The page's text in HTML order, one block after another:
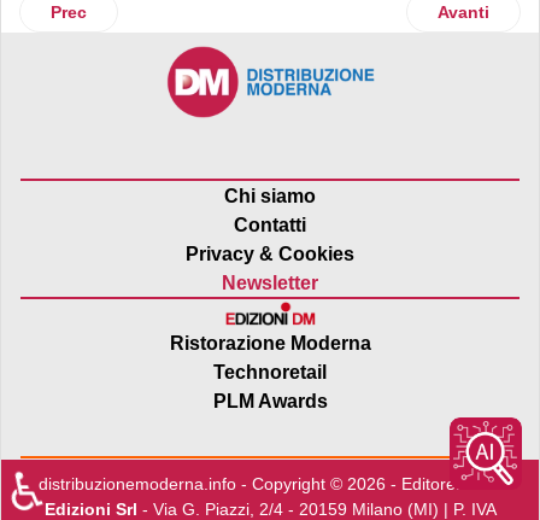
Articolo precedente: Chiquita avvia la prima coltura di
Prec Articolo
Avanti
Chi siamo
Contatti
Privacy & Cookies
Newsletter
Ristorazione Moderna
Technoretail
PLM Awards
distribuzionemoderna.info - Copyright © 2026 - Editore:Edra
Edizioni Srl - Via G. Piazzi, 2/4 - 20159 Milano (MI) | P. IVA